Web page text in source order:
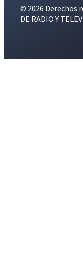
© 2026 Derechos
DE RADIO Y